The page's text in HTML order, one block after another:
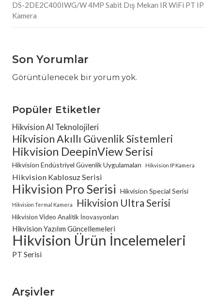
DS-2DE2C400IWG/W 4MP Sabit Dış Mekan IR WiFi PT IP
Kamera
Son Yorumlar
Görüntülenecek bir yorum yok.
Popüler Etiketler
Hikvision AI Teknolojileri
Hikvision Akıllı Güvenlik Sistemleri
Hikvision DeepinView Serisi
Hikvision Endüstriyel Güvenlik Uygulamaları Hikvision IP Kamera
Hikvision Kablosuz Serisi
Hikvision Pro Serisi Hikvision Special Serisi
Hikvision Termal Kamera Hikvision Ultra Serisi
Hikvision Video Analitik İnovasyonları
Hikvision Yazılım Güncellemeleri
Hikvision Ürün İncelemeleri
PT Serisi
Arşivler